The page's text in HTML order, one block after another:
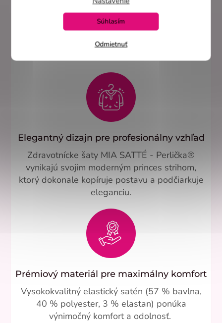
Odmietnuť
Súhlasím
Overené recenzie na heureka.sk
Elegantný dizajn pre profesionálny vzhľad
Zdravotnícke šaty MIA SATTÉ - Perlička®
vynikajú svojim moderným princes strihom,
ktorý dokonale kopíruje postavu a podčiarkuje
eleganciu.
Prémiový materiál pre maximálny komfort
Vysokokvalitný elastický satén (57 % bavlna,
40 % polyester, 3 % elastan) ponúka
výnimočný komfort a odolnosť.